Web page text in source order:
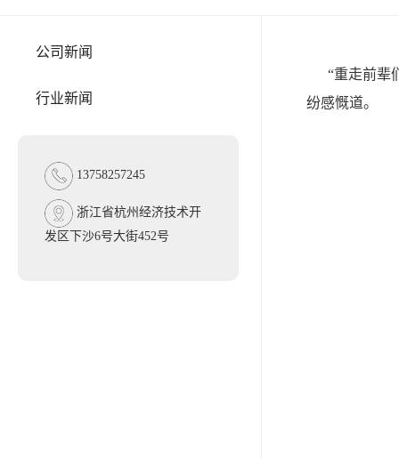
公司新闻
行业新闻
13758257245
浙江省杭州经济技术开
发区下沙6号大街452号
“重走前辈们
纷感慨道。